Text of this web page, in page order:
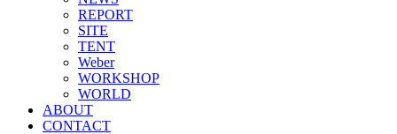
REPORT
SITE
TENT
Weber
WORKSHOP
WORLD
ABOUT
CONTACT